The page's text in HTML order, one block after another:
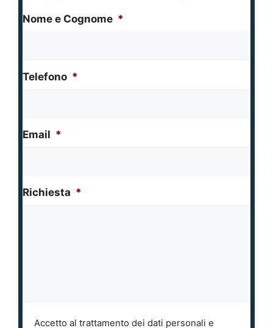
Nome e Cognome *
Telefono *
Email *
Richiesta *
Accetto al trattamento dei dati personali e